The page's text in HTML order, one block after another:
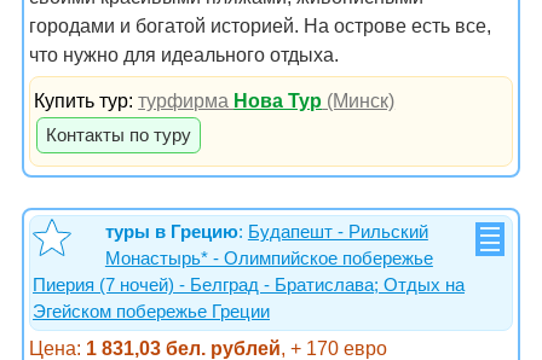
городами и богатой историей. На острове есть все,
что нужно для идеального отдыха.
Купить тур:турфирма Нова Тур (Минск)
Контакты по туру
туры в Грецию: Будапешт - Рильский
Монастырь* - Олимпийское побережье
Пиерия (7 ночей) - Белград - Братислава; Отдых на
Эгейском побережье Греции
Цена: 1 831,03 бел. рублей, + 170 евро